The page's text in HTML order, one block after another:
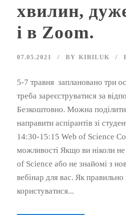
хвилин,
і в Zoom.
07.05.2021 BY KIRILUK
5-7 травня заплановано три
треба зареєструватися за
Безкоштовно. Можна
направити аспірантів зі
14:30-15:15 Web of Science
можливості Якщо ви ніколи
of Science або не знайомі з
вебінар для вас. Як
користуватися...